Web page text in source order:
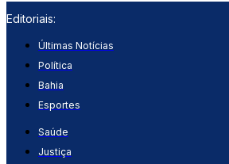
Editoriais:
Últimas Notícias
Política
Bahia
Esportes
Saúde
Justiça